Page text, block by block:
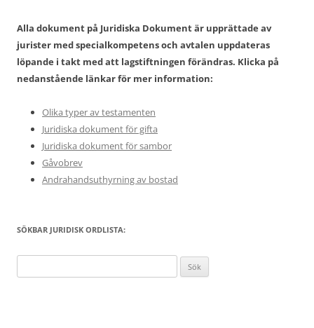
Alla dokument på Juridiska Dokument är upprättade av
jurister med specialkompetens och avtalen uppdateras
löpande i takt med att lagstiftningen förändras. Klicka på
nedanstående länkar för mer information:
Olika typer av testamenten
Juridiska dokument för gifta
Juridiska dokument för sambor
Gåvobrev
Andrahandsuthyrning av bostad
SÖKBAR JURIDISK ORDLISTA:
efter: